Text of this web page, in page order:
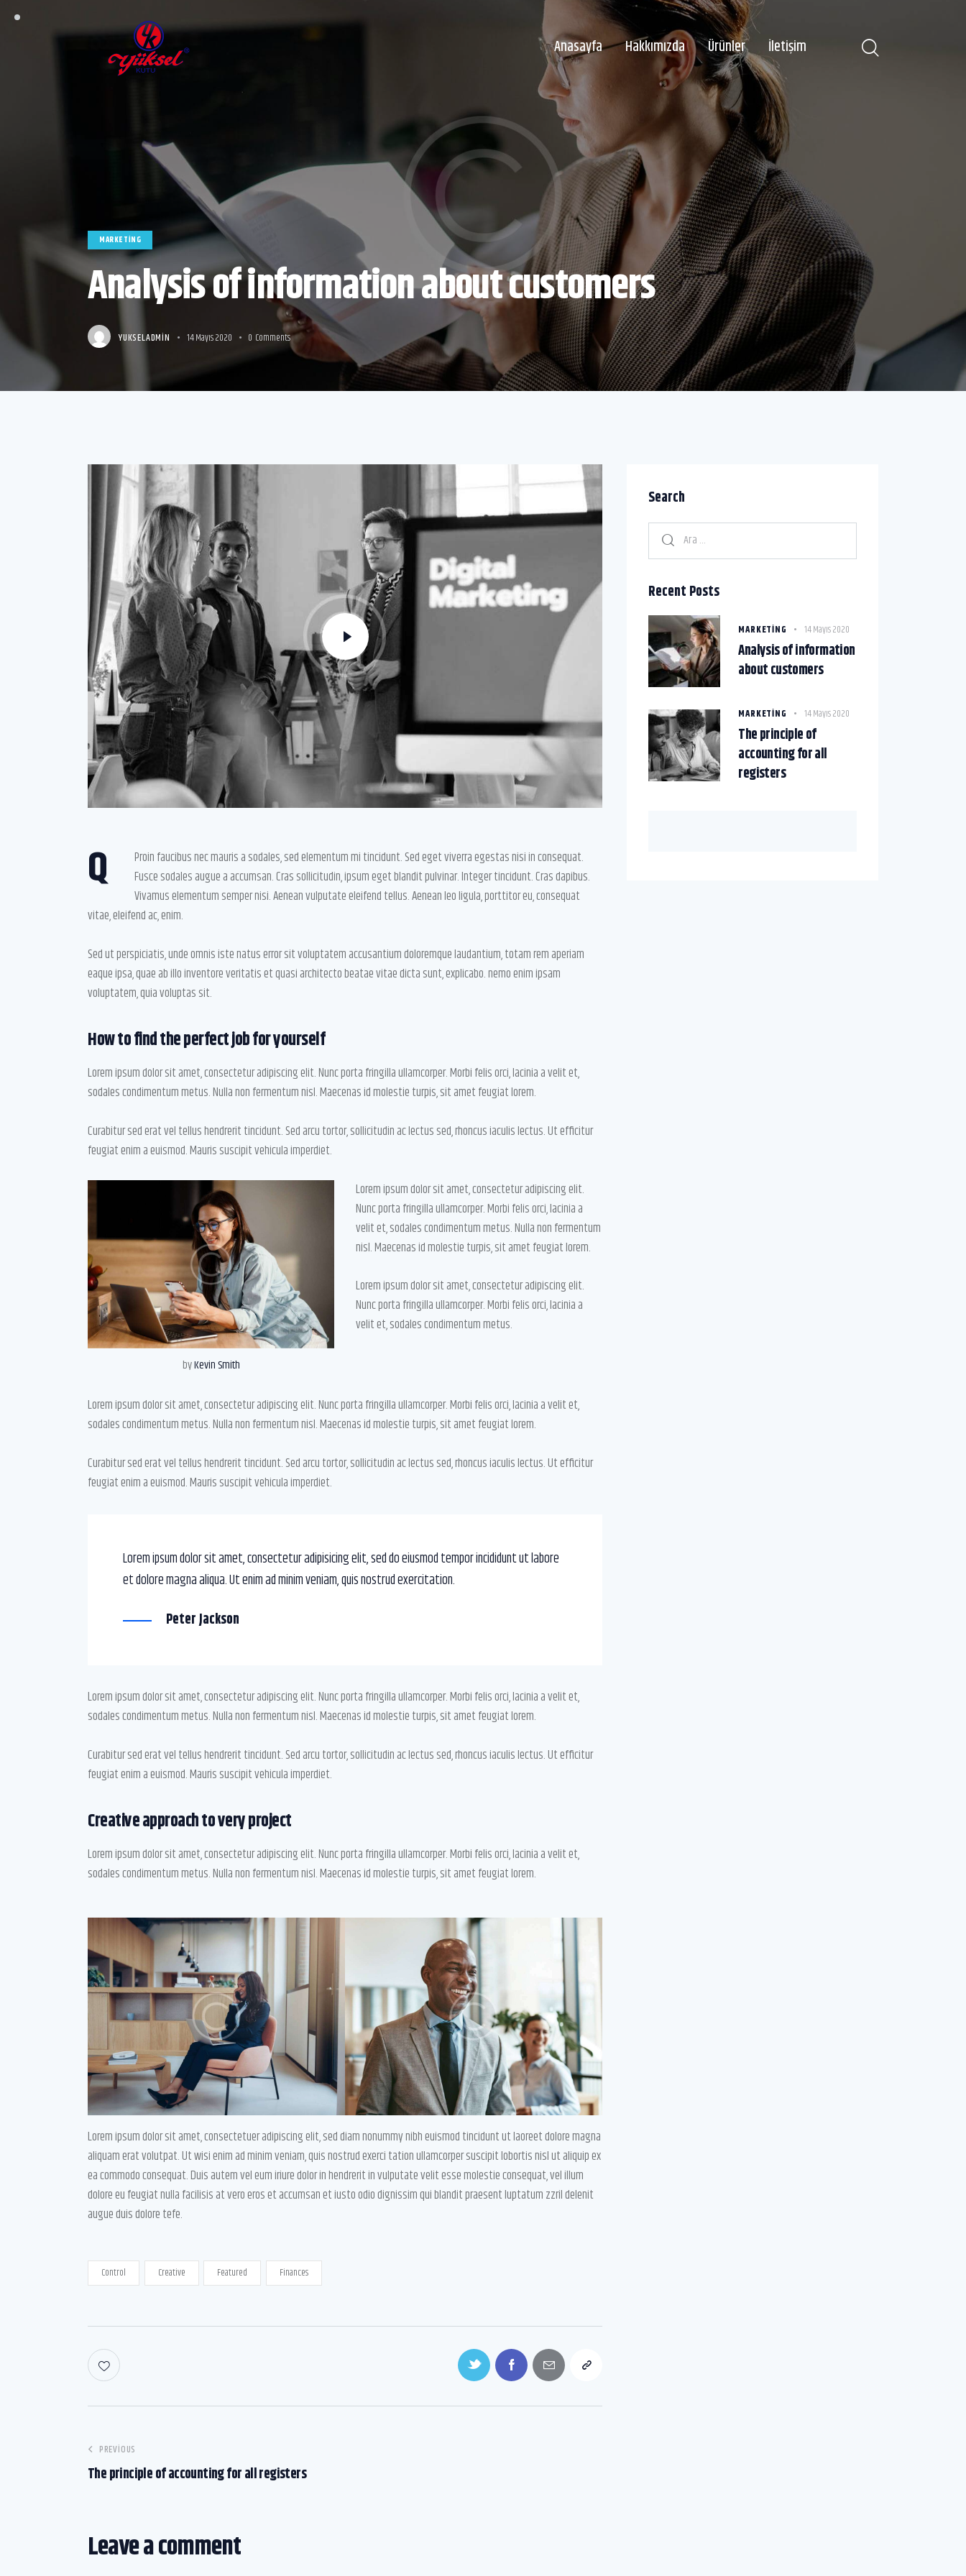
Anasayfa Hakkımızda Ürünler İletişim
Anasayfa Hakkımızda Ürünler
MARKETING
Analysis of information about customers
YUKSELADMIN 14 Mayıs 2020 0 Comments
Q
Proin faucibus nec mauris a sodales, sed elementum mi tincidunt. Sed eget viverra egestas nisi in consequat.
Fusce sodales augue a accumsan. Cras sollicitudin, ipsum eget blandit pulvinar. Integer tincidunt. Cras dapibus.
Vivamus elementum semper nisi. Aenean vulputate eleifend tellus. Aenean leo ligula, porttitor eu, consequat
vitae, eleifend ac, enim.
Sed ut perspiciatis, unde omnis iste natus error sit voluptatem accusantium doloremque laudantium, totam rem aperiam
eaque ipsa, quae ab illo inventore veritatis et quasi architecto beatae vitae dicta sunt, explicabo. nemo enim ipsam
voluptatem, quia voluptas sit.
How to find the perfect job for yourself
Lorem ipsum dolor sit amet, consectetur adipiscing elit. Nunc porta fringilla ullamcorper. Morbi felis orci, lacinia a velit et,
sodales condimentum metus. Nulla non fermentum nisl. Maecenas id molestie turpis, sit amet feugiat lorem.
Curabitur sed erat vel tellus hendrerit tincidunt. Sed arcu tortor, sollicitudin ac lectus sed, rhoncus iaculis lectus. Ut efficitur
feugiat enim a euismod. Mauris suscipit vehicula imperdiet.
byKevin Smith
Lorem ipsum dolor sit amet, consectetur adipiscing elit.
Nunc porta fringilla ullamcorper. Morbi felis orci, lacinia a
velit et, sodales condimentum metus. Nulla non fermentum
nisl. Maecenas id molestie turpis, sit amet feugiat lorem.
Lorem ipsum dolor sit amet, consectetur adipiscing elit.
Nunc porta fringilla ullamcorper. Morbi felis orci, lacinia a
velit et, sodales condimentum metus.
Lorem ipsum dolor sit amet, consectetur adipiscing elit. Nunc porta fringilla ullamcorper. Morbi felis orci, lacinia a velit et,
sodales condimentum metus. Nulla non fermentum nisl. Maecenas id molestie turpis, sit amet feugiat lorem.
Curabitur sed erat vel tellus hendrerit tincidunt. Sed arcu tortor, sollicitudin ac lectus sed, rhoncus iaculis lectus. Ut efficitur
feugiat enim a euismod. Mauris suscipit vehicula imperdiet.
Lorem ipsum dolor sit amet, consectetur adipisicing elit, sed do eiusmod tempor incididunt ut labore
et dolore magna aliqua. Ut enim ad minim veniam, quis nostrud exercitation.
Peter Jackson
Lorem ipsum dolor sit amet, consectetur adipiscing elit. Nunc porta fringilla ullamcorper. Morbi felis orci, lacinia a velit et,
sodales condimentum metus. Nulla non fermentum nisl. Maecenas id molestie turpis, sit amet feugiat lorem.
Curabitur sed erat vel tellus hendrerit tincidunt. Sed arcu tortor, sollicitudin ac lectus sed, rhoncus iaculis lectus. Ut efficitur
feugiat enim a euismod. Mauris suscipit vehicula imperdiet.
Creative approach to very project
Lorem ipsum dolor sit amet, consectetur adipiscing elit. Nunc porta fringilla ullamcorper. Morbi felis orci, lacinia a velit et,
sodales condimentum metus. Nulla non fermentum nisl. Maecenas id molestie turpis, sit amet feugiat lorem.
Lorem ipsum dolor sit amet, consectetuer adipiscing elit, sed diam nonummy nibh euismod tincidunt ut laoreet dolore magna
aliquam erat volutpat. Ut wisi enim ad minim veniam, quis nostrud exerci tation ullamcorper suscipit lobortis nisl ut aliquip ex
ea commodo consequat. Duis autem vel eum iriure dolor in hendrerit in vulputate velit esse molestie consequat, vel illum
dolore eu feugiat nulla facilisis at vero eros et accumsan et iusto odio dignissim qui blandit praesent luptatum zzril delenit
augue duis dolore tefe.
Control Creative Featured Finances
PREVIOUS
The principle of accounting for all registers
Leave a comment
Search
Recent Posts
MARKETING 14 Mayıs 2020
Analysis of information
about customers
MARKETING 14 Mayıs 2020
The principle of
accounting for all
registers